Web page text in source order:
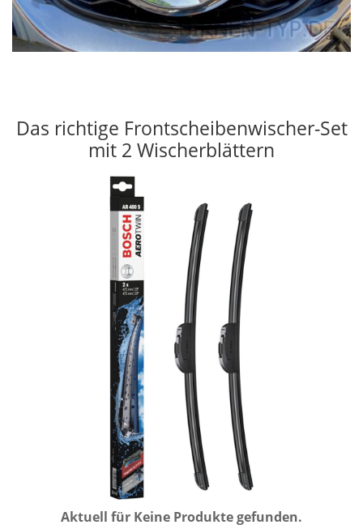
Das richtige Frontscheibenwischer-Set
mit 2 Wischerblättern
Aktuell für Keine Produkte gefunden.